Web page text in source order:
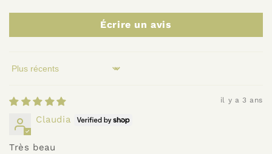
Écrire un avis
Sort by
il y a 3 ans
Claudia
Très beau